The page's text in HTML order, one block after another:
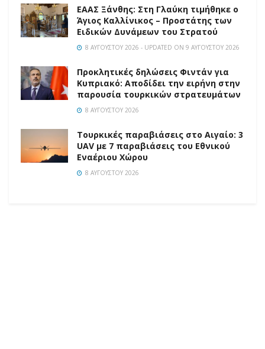
EAAΣ Ξάνθης: Στη Γλαύκη τιμήθηκε ο
Άγιος Καλλίνικος – Προστάτης των
Ειδικών Δυνάμεων του Στρατού
8 ΑΥΓΟΎΣΤΟΥ 2026 - UPDATED ON 9 ΑΥΓΟΎΣΤΟΥ 2026
Προκλητικές δηλώσεις Φιντάν για
Κυπριακό: Αποδίδει την ειρήνη στην
παρουσία τουρκικών στρατευμάτων
8 ΑΥΓΟΎΣΤΟΥ 2026
Τουρκικές παραβιάσεις στο Αιγαίο: 3
UAV με 7 παραβιάσεις του Εθνικού
Εναέριου Χώρου
8 ΑΥΓΟΎΣΤΟΥ 2026